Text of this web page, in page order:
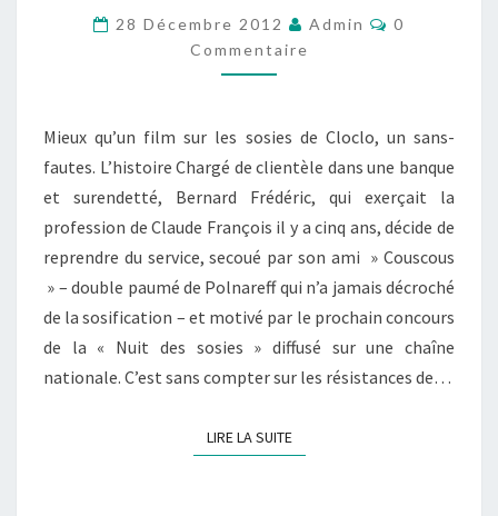
28 Décembre 2012 Admin
0
Commentaire
Mieux qu’un film sur les sosies de Cloclo, un sans-
fautes. L’histoire Chargé de clientèle dans une banque
et surendetté, Bernard Frédéric, qui exerçait la
profession de Claude François il y a cinq ans, décide de
reprendre du service, secoué par son ami » Couscous
» – double paumé de Polnareff qui n’a jamais décroché
de la sosification – et motivé par le prochain concours
de la « Nuit des sosies » diffusé sur une chaîne
nationale. C’est sans compter sur les résistances de…
LIRE LA SUITELIRE LA SUITE